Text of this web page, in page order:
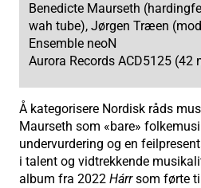
Benedicte Maurseth
wah tube), Jørgen Træen
Ensemble neoN
Aurora Records ACD5125 (42
Å kategorisere Nordisk råds
Maurseth som «bare»
undervurdering og en
i talent og vidtrekkende
album fra 2022 Hárrsom førte